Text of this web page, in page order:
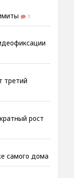
1
третий
рост
самого дома